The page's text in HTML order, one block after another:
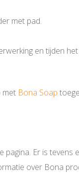
met pad.
en tijden
met Bona Soap
pagina. Er is tevens
over Bona